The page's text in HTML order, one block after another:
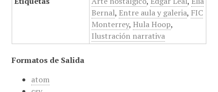
Bernal, Entre aula y galeria, FIC
Monterrey, Hula Hoop,
Ilustración narrativa
Formatos de Salida
atom